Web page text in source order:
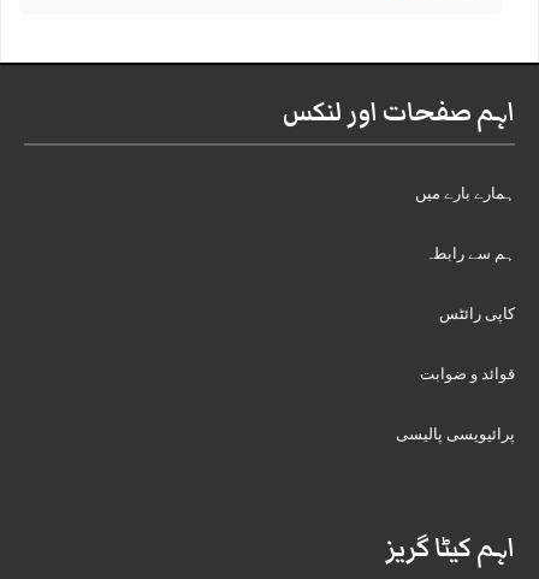
اہم صفحات اور لنکس
ہمارے بارے میں
ہم سے رابطہ
کاپی رائٹس
قوائد و ضوابت
پرائیویسی پالیسی
اہم کیٹا گریز